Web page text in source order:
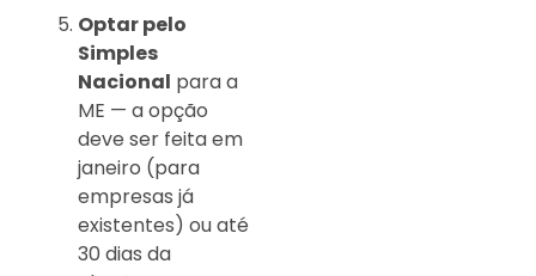
Optar pelo
Simples
Nacional para a
ME — a opção
deve ser feita em
janeiro (para
empresas já
existentes) ou até
30 dias da